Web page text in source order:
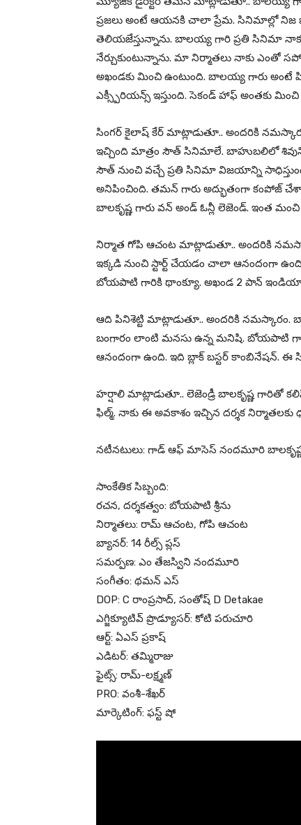
ప్రజలు అంటే ఆయనకి చాలా ప్రేమ. సినిమాల్లో
తెలియజేస్తున్నాను. బాలయ్య గారి ప్రతి సినిమా
నేర్చుకుంటున్నాను. మా నిర్మాతలు నాకు ఎంతో
అఖండకు మించి ఉంటుంది. బాలయ్య గారు అంటే
ఎక్స్పీరియన్స్ ఇస్తుంది. సెకండ్ హాఫ్ అంతకు మించి
సింగర్ కైలాష్ కేర్ మాట్లాడుతూ.. అందరికి
ఇచ్చింది మాత్రం సౌత్ సినిమాలే. బాహుబలిలో
సౌత్ నుంచి వచ్చే ప్రతి సినిమా విజయాన్ని
అనిపించింది. తమన్ గారు అద్భుతంగా కంపోజ్
బాలకృష్ణ గారు వన్ అండ్ ఓన్లీ లెజెండ్. ఇంత
నిర్మాత గోపి ఆచంట మాట్లాడుతూ.. అందరికి
ఇక్కడి నుంచి స్టార్ట్ చేయడం చాలా ఆనందంగా
బోయపాటి గారికి థాంక్యూ. అఖండ 2 పాన్ ఇండియా
ఆది పినిశెట్టి మాట్లాడుతూ.. అందరికి
బంగారం లాంటి మనసు ఉన్న మనిషి. బోయపాటి
ఆనందంగా ఉంది. ఇది బ్లాక్ బస్టర్ కాంబినేషన్.
హర్షాలి మాట్లాడుతూ.. లెజెండ్రీ బాలకృష్ణ గారితో
ఫిల్మ్. నాకు ఈ అవకాశం ఇచ్చిన దర్శక
నటీనటులు: గాడ్ ఆఫ్ మాసెస్ నందమూరి
సాంకేతిక సిబ్బంది:
రచన, దర్శకత్వం: బోయపాటి శ్రీను
నిర్మాతలు: రామ్ ఆచంట, గోపి ఆచంట
బ్యానర్: 14 రీల్స్ ప్లస్
సమర్పణ: ఎం తేజస్విని నందమూరి
సంగీతం: థమన్ ఎస్
DOP: C రాంప్రసాద్, సంతోష్ D Detakae
ఎగ్జిక్యూటివ్ ప్రొడ్యూసర్: కోటి పరుచూరి
ఆర్ట్: ఏఎస్ ప్రకాష్
ఎడిటర్: తమ్మిరాజు
ఫైట్స్: రామ్-లక్ష్మణ్
PRO: వంశీ-శేఖర్
మార్కెటింగ్: ఫస్ట్ షో